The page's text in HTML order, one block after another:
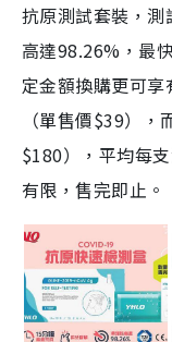
抗原測試套裝，
高達98.26%，最
定金額換購更可
（單售價$39）
$180），平均每
有限，售完即止。